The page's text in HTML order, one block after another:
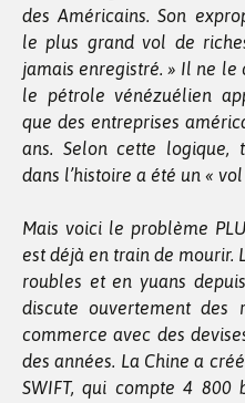
des Américains. Son
le plus grand vol de
jamais enregistré. » Il ne le
le pétrole vénézuélien
que des entreprises
ans. Selon cette logique,
dans l’histoire a été un « vol
Mais voici le problème
est déjà en train de mourir.
roubles et en yuans
discute ouvertement des
commerce avec des
des années. La Chine a
SWIFT, qui compte 4 800